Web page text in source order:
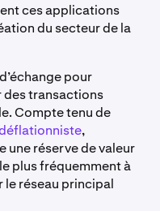
ces applications
du secteur de la
pour
des transactions
Compte tenu de
,
une réserve de valeur
plus fréquemment à
le réseau principal